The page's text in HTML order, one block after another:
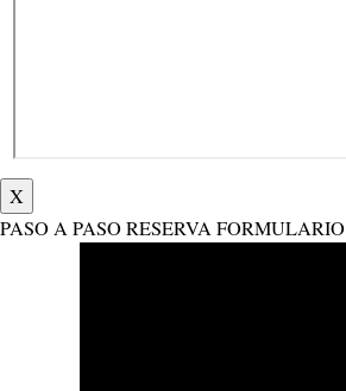
X
PASO A PASO RESERVA FORMULARIO